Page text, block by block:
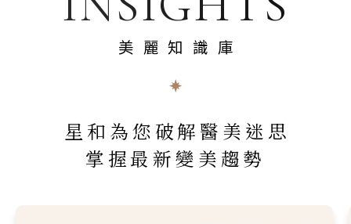
美麗知識庫
星和為您破解醫美迷思
掌握最新變美趨勢